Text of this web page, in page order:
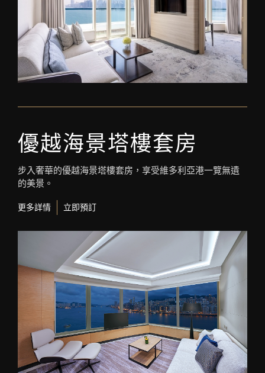
優越海景塔樓套房
步入奢華的優越海景塔樓套房，享受維多利亞港一覽無遺
的美景。
更多詳情 立即預訂